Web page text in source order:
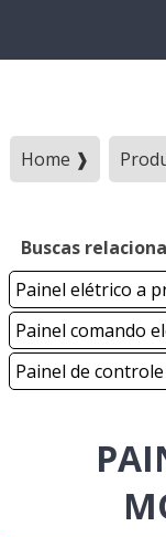
Home ❱
Buscas
Painel elétrico a
Painel comando
Painel de